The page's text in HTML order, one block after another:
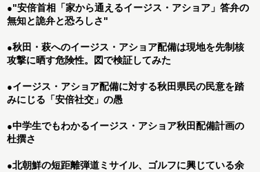
●"安倍首相「家から通えるイージス・アショア」答弁の
無知と詭弁と恐ろしさ"
●秋田・萩へのイージス・アショア配備は現地を先制核
攻撃に晒す危険性。図で検証してみた
●イージス・アショア配備に対する秋田県民の民意を踏
みにじる「安倍社交」の愚
●中学生でもわかるイージス・アショア秋田配備計画の
杜撰さ
●北朝鮮の短距離弾道ミサイル、ゴルフに興じている余